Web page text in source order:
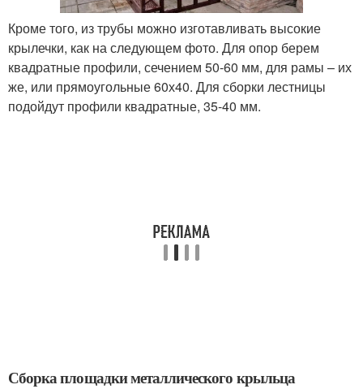
Кроме того, из трубы можно изготавливать высокие
крылечки, как на следующем фото. Для опор берем
квадратные профили, сечением 50-60 мм, для рамы – их
же, или прямоугольные 60х40. Для сборки лестницы
подойдут профили квадратные, 35-40 мм.
Сборка площадки металлического крыльца